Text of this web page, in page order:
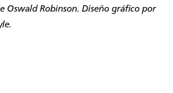
Oswald Robinson. Diseño gráfico por